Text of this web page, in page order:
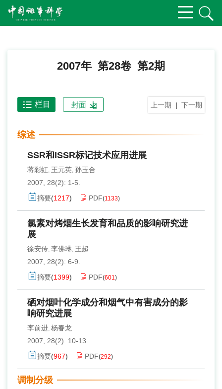
2007年 第28卷 第2期
上一期 | 下一期
栏目 封面
综述
SSR和ISSR标记技术应用进展
蒋彩虹, 王元英, 孙玉合
2007, 28(2): 1-5.
摘要(1217) PDF(1133)
氯素对烤烟生长发育和品质的影响研究进
展
徐安传, 李佛琳, 王超
2007, 28(2): 6-9.
摘要(1399) PDF(601)
硒对烟叶化学成分和烟气中有害成分的影
响研究进展
李前进, 杨春龙
2007, 28(2): 10-13.
摘要(967) PDF(292)
调制分级